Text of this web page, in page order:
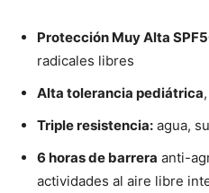
Protección Muy Alta
radicales libres
Alta tolerancia pediátrica
Triple resistencia: agua,
6 horas de barrera anti-
actividades al aire libre